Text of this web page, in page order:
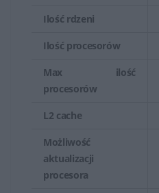
Ilość rdzeni
Ilość procesorów
Max ilość
procesorów
L2 cache
Możliwość
aktualizacji
procesora